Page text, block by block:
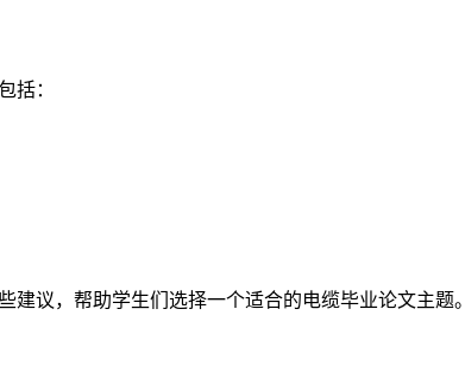
括：
议，帮助学生们选择一个适合的电缆毕业论文主题。